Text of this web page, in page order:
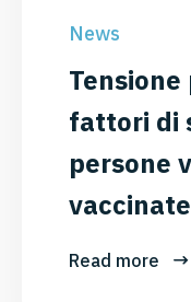
News
fattori di
persone
vaccinate
Read more